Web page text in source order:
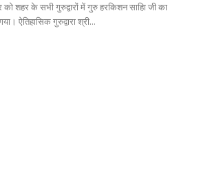
शहर के सभी गुरुद्वारों में गुरु हरकिशन साहिा जी का
ऐतिहासिक गुरुद्वारा श्री...